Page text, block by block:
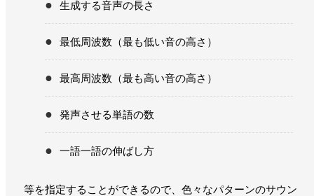
生成する音声の長さ
最低周波数（最も低い音の高さ）
最高周波数（最も高い音の高さ）
発声させる単語の数
一語一語の伸ばし方
等を指定することができるので、色々なパターンのサウン